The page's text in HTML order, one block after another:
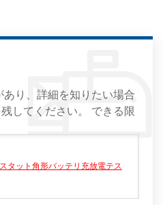
あり、詳細を知りたい場合
してください。 できる限
タット角形バッテリ充放電テス